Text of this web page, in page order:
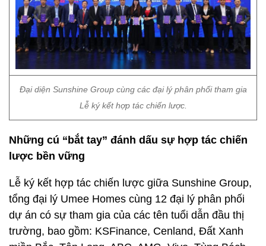
Đại diện Sunshine Group cùng các đại lý phân phối tham gia
Lễ ký kết hợp tác chiến lược.
Những cú “bắt tay” đánh dấu sự hợp tác chiến
lược bền vững
Lễ ký kết hợp tác chiến lược giữa Sunshine Group,
tổng đại lý Umee Homes cùng 12 đại lý phân phối
dự án có sự tham gia của các tên tuổi dẫn đầu thị
trường, bao gồm: KSFinance, Cenland, Đất Xanh